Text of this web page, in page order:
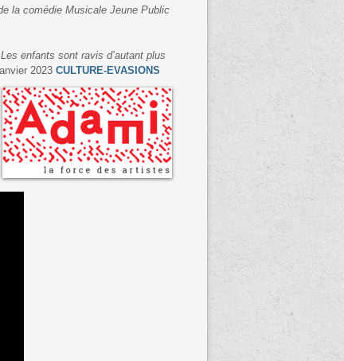
la comédie Musicale Jeune Public
enfants sont ravis d’autant plus
2023 CULTURE-EVASIONS